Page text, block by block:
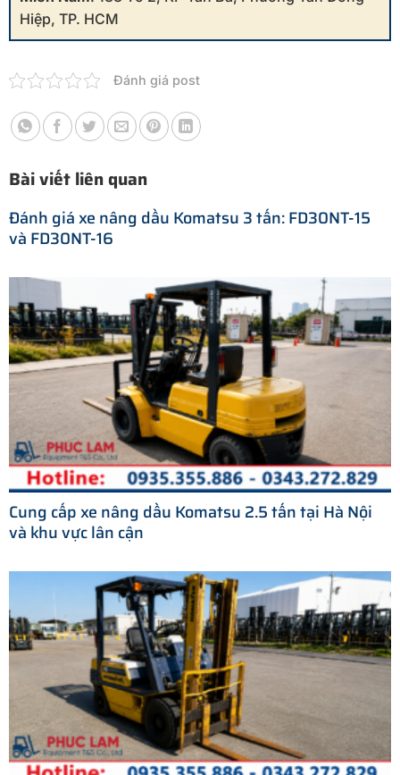
Hiệp, TP. HCM
Đánh giá post
Bài viết liên quan
Đánh giá xe nâng dầu Komatsu 3 tấn: FD30NT-15
và FD30NT-16
Cung cấp xe nâng dầu Komatsu 2.5 tấn tại Hà Nội
và khu vực lân cận